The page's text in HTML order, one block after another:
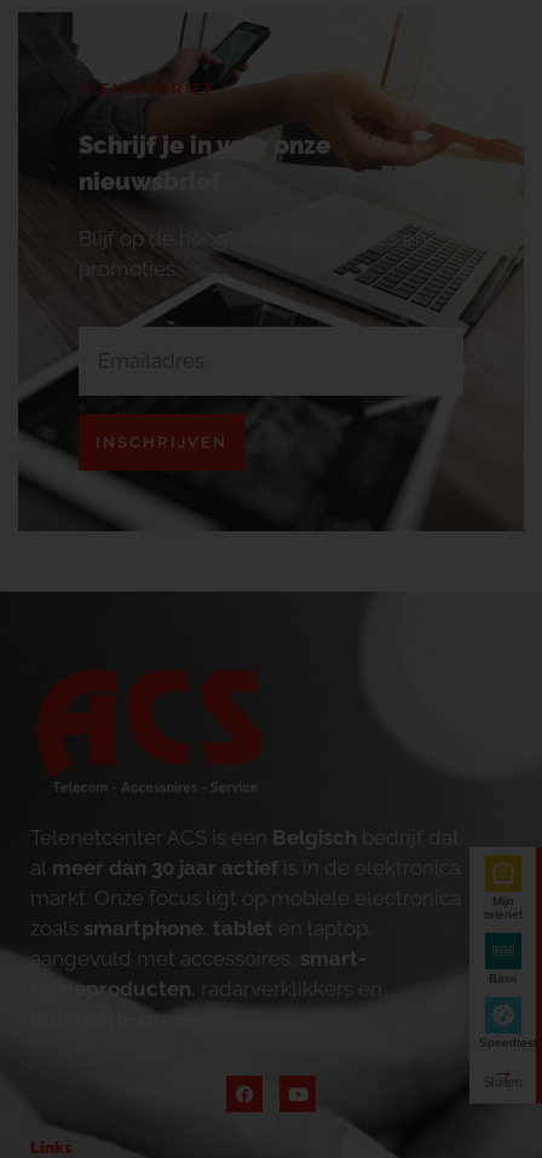
NIEUWSBRIEF
Schrijf je in voor onze
nieuwsbrief
Blijf op de hoogte van onze acties en
promoties.
INSCHRIJVEN
Telenetcenter ACS is een Belgisch bedrijf dat
al meer dan 30 jaar actief is in de elektronica
markt. Onze focus ligt op mobiele electronica
zoals smartphone tablet en laptop,
aangevuld met accessoires, smart-
homeproducten , radarverklikkers en
bluetooth-speakers
Links
Mijn
telenet
Base
Speedtest